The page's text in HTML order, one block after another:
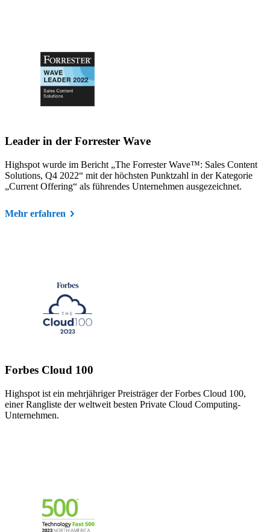
Leader in der Forrester Wave
Highspot wurde im Bericht „The Forrester Wave™: Sales Content
Solutions, Q4 2022“ mit der höchsten Punktzahl in der Kategorie
„Current Offering“ als führendes Unternehmen ausgezeichnet.
Mehr erfahren
Forbes Cloud 100
Highspot ist ein mehrjähriger Preisträger der Forbes Cloud 100,
einer Rangliste der weltweit besten Private Cloud Computing-
Unternehmen.